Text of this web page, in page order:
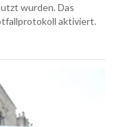
wurden. Das
aktiviert.